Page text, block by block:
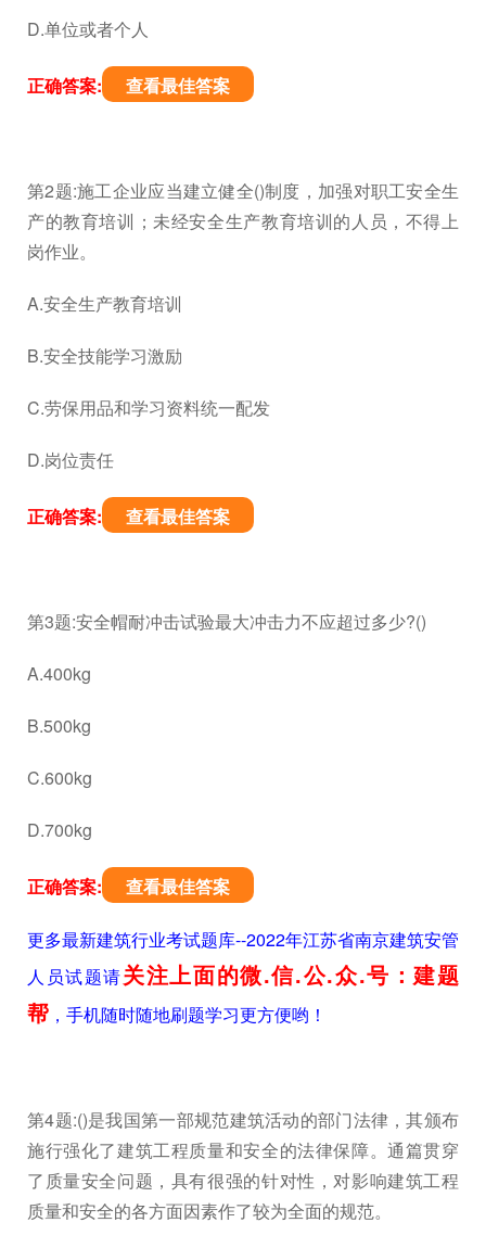
D.单位或者个人
正确答案: 查看最佳答案
第2题:施工企业应当建立健全()制度，加强对职工安全生
产的教育培训；未经安全生产教育培训的人员，不得上
岗作业。
A.安全生产教育培训
B.安全技能学习激励
C.劳保用品和学习资料统一配发
D.岗位责任
正确答案: 查看最佳答案
第3题:安全帽耐冲击试验最大冲击力不应超过多少?()
A.400kg
B.500kg
C.600kg
D.700kg
正确答案: 查看最佳答案
更多最新建筑行业考试题库--2022年江苏省南京建筑安管
人员试题请关注上面的微.信.公.众.号：建题
帮 ，手机随时随地刷题学习更方便哟！
第4题:()是我国第一部规范建筑活动的部门法律，其颁布
施行强化了建筑工程质量和安全的法律保障。通篇贯穿
了质量安全问题，具有很强的针对性，对影响建筑工程
质量和安全的各方面因素作了较为全面的规范。